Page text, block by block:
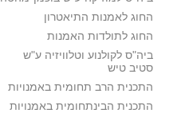
החוג לאמנות התיאטרון
החוג לתולדות האמנות
ביה"ס לקולנוע וטלוויזיה ע"ש
סטיב טיש
התכנית הרב תחומית באמנויות
התכנית הבינתחומית באמנויות